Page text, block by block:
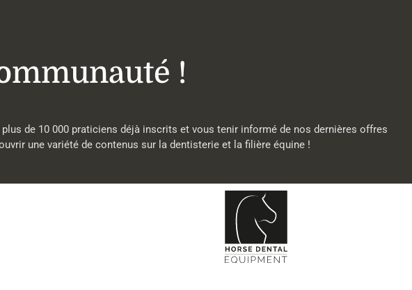
!
de 10 000 praticiens déjà inscrits et vous tenir informé de nos dernières offres
une variété de contenus sur la dentisterie et la filière équine !